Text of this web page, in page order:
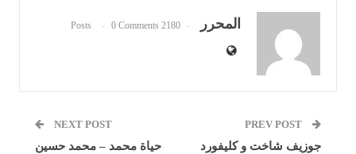
المحرر 2180 Posts
0 Comments
جوزيف شاخت و كليفورد
NEXT POST
حياة محمد – محمد حسين